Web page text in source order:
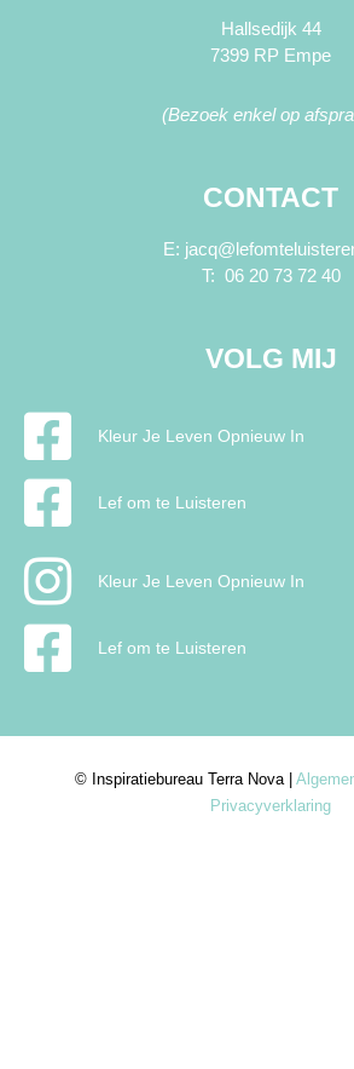
Hallsedijk 44
7399 RP Empe
(Bezoek enkel op
CONTACT
E:
T: 06 20 73 72 40
VOLG MIJ
Kleur Je Leven Opnieuw In
Lef om te Luisteren
Kleur Je Leven Opnieuw In
Lef om te Luisteren
© Inspiratiebureau Terra Nova |
Privacyverklaring